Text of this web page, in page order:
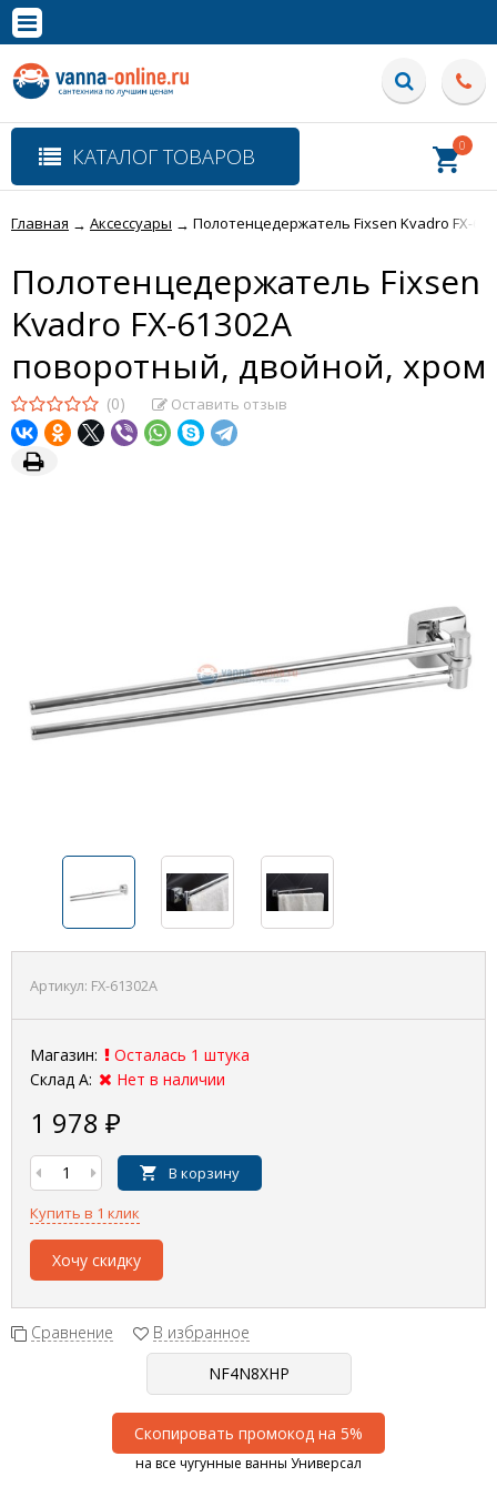
Полная версия сайта
КАТАЛОГ ТОВАРОВ 0
Главная → Аксессуары → Полотенцедержатель Fixsen Kvadro FX-
Полотенцедержатель Fixsen
Kvadro FX-61302A
поворотный, двойной, хром
(0) Оставить отзыв
Артикул: FX-61302A
Магазин:
Осталась 1 штука
Склад А:
Нет в наличии
1 978 ₽
В корзину
Купить в 1 клик
Хочу скидку
Сравнение В избранное
Скопировать промокод на 5%
на все чугунные ванны Универсал